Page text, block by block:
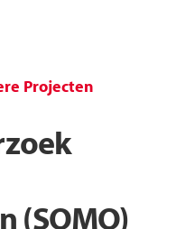
Projecten
(SOMO)